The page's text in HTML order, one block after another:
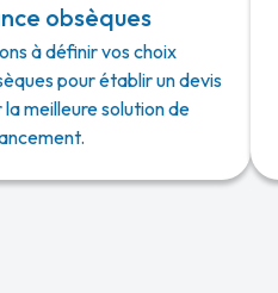
obsèques
à définir vos choix
pour établir un devis
meilleure solution de